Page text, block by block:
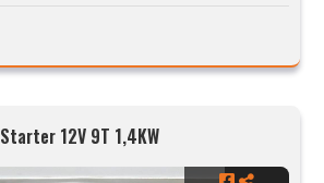
Starter 12V 9T 1,4KW